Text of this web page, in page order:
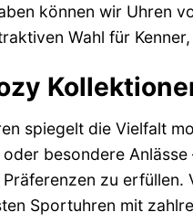
können wir Uhren
Wahl für
spiegelt die Vielfalt
besondere
zu
Sportuhren mit